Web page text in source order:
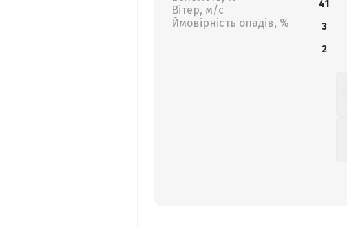
Вітер, м/с
Ймовірність опадів, %
41
3
2